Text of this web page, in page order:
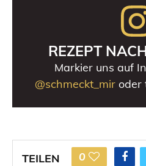
REZEPT
Markier uns auf
@schmeckt_mir oder
TEILEN 0